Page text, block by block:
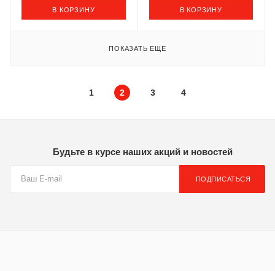
В КОРЗИНУ В КОРЗИНУ
ПОКАЗАТЬ ЕЩЕ
1 2 3 4
Будьте в курсе наших акций и новостей
ПОДПИСАТЬСЯ